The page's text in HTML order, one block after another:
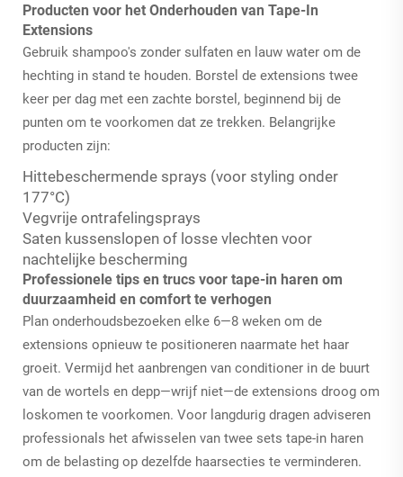
Producten voor het Onderhouden van Tape-In
Extensions
Gebruik shampoo's zonder sulfaten en lauw water om de
hechting in stand te houden. Borstel de extensions twee
keer per dag met een zachte borstel, beginnend bij de
punten om te voorkomen dat ze trekken. Belangrijke
producten zijn:
Hittebeschermende sprays (voor styling onder
177°C)
Vegvrije ontrafelingsprays
Saten kussenslopen of losse vlechten voor
nachtelijke bescherming
Professionele tips en trucs voor tape-in haren om
duurzaamheid en comfort te verhogen
Plan onderhoudsbezoeken elke 6—8 weken om de
extensions opnieuw te positioneren naarmate het haar
groeit. Vermijd het aanbrengen van conditioner in de buurt
van de wortels en depp—wrijf niet—de extensions droog om
loskomen te voorkomen. Voor langdurig dragen adviseren
professionals het afwisselen van twee sets tape-in haren
om de belasting op dezelfde haarsecties te verminderen.